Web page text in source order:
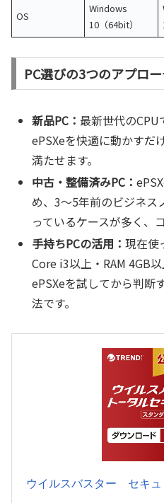
OS
Windows
10（64bit）
PC選びの3つのアプロ
新品PC：最新世代のCPU
ePSXeを快適に動かすだ
満たせます。
中古・整備済みPC：
め、3〜5年前のビジネス
っているケースが多く、
手持ちPCの活用：現在使
Core i3以上・RAM 4GB
ePSXeを試してから判断
法です。
ウイルスバスター セキュ